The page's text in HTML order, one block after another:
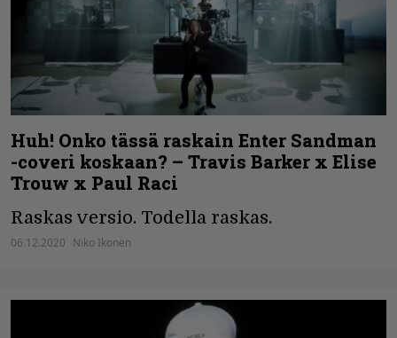
Huh! Onko tässä raskain Enter Sandman
-coveri koskaan? – Travis Barker x Elise
Trouw x Paul Raci
Raskas versio. Todella raskas.
06.12.2020 Niko Ikonen